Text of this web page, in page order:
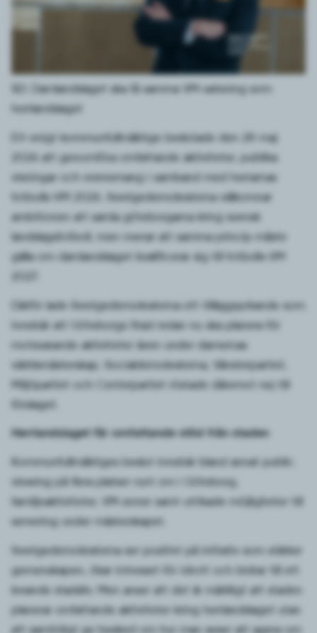
SD: Damlandslaget ska få samma VM-satsning som
herrlandslaget
Ett enigt kommunfullmäktige beslutade den 28 maj
2026 att genomföra omfattande aktiviteter, publika
visningar och evenemang i samband med herrarnas
fotbolls-VM 2026. Sverigedemokraterna välkomnar
ambitionen att samla göteborgarna kring svensk
landslagsfotboll, men menar att samma princip måste
gälla om damlandslaget kvalificerar sig till fotbolls-VM
2027.
Därför lade Sverigedemokraterna ett tilläggsyrkande som
innebär att Göteborgs Stad redan nu ska planera för
motsvarande aktiviteter även under damernas
världsmästerskap. Socialdemokraterna, Vänsterpartiet,
Miljöpartiet och Centerpartiet röstade däremot nej till
förslaget.
Herrlandslaget får omfattande stöd från staden
Kommunfullmäktiges beslut innebär bland annat public
viewing på flera platser runt om i Göteborg,
familjeaktiviteter, VM-zoner samt utökade möjligheter till
servering under mästerskapet.
Sverigedemokraterna ser positivt på initiativ som stärker
gemenskapen, ökar intresset för idrott och bidrar till ett
levande stadsliv. Men anser att det är märkligt att staden
planerar omfattande aktiviteter kring herrlandslaget utan
att samtidigt ge besked om hur man avser att agera om